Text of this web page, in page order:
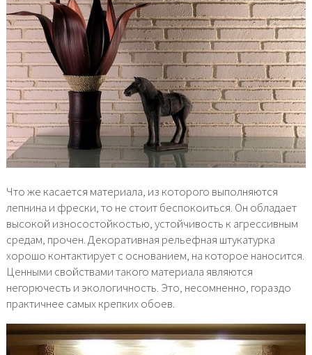
Что же касается материала, из которого выполняются
лепнина и фрески, то не стоит беспокоиться. Он обладает
высокой износостойкостью, устойчивость к агрессивным
средам, прочен. Декоративная рельефная штукатурка
хорошо контактирует с основанием, на которое наносится.
Ценными свойствами такого материала являются
негорючесть и экологичность. Это, несомненно, гораздо
практичнее самых крепких обоев.